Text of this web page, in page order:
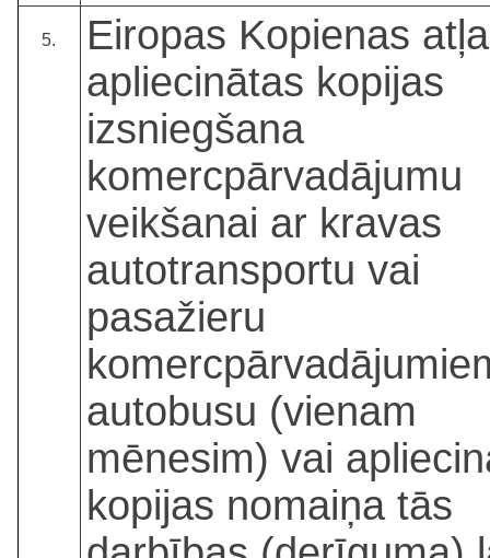
5.
Eiropas Kopienas
apliecinātas kopijas
izsniegšana
komercpārvadājumu
veikšanai ar kravas
autotransportu vai
pasažieru
autobusu (vienam
mēnesim) vai
kopijas nomaiņa tās